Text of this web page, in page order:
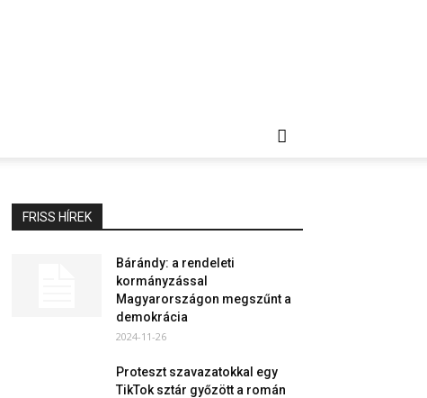
FRISS HÍREK
Bárándy: a rendeleti
kormányzással
Magyarországon megszűnt a
demokrácia
2024-11-26
Proteszt szavazatokkal egy
TikTok sztár győzött a román